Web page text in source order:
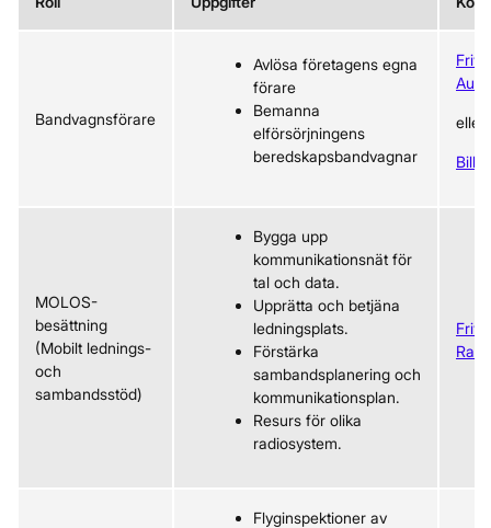
Bandvagnsförare
Avlösa företagens egna
förare
Bemanna
elförsörjningens
beredskapsbandvagnar
eller
MOLOS-
besättning
(Mobilt lednings-
och
sambandsstöd)
Bygga upp
kommunikationsnät för
tal och data.
Upprätta och betjäna
ledningsplats.
Förstärka
sambandsplanering och
kommunikationsplan.
Resurs för olika
radiosystem.
Flyginspektioner av